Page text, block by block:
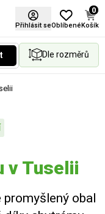
Přihlásit seOblíbené
0
Košík
Dle rozměrů
v Tuselii
obal